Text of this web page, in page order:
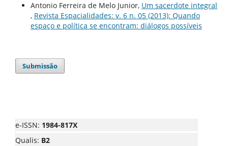
Antonio Ferreira de Melo Junior, Um sacerdote integral
, Revista Espacialidades: v. 6 n. 05 (2013): Quando
espaço e política se encontram: diálogos possíveis
Submissão
e-ISSN: 1984-817X
Qualis: B2